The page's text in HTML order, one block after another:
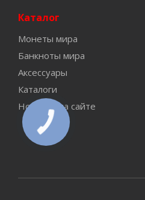
Каталог
Монеты мира
Банкноты мира
Аксессуары
Каталоги
Новинки на сайте